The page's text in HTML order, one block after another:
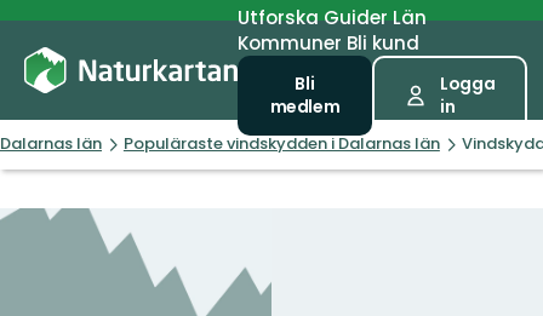
UtforskaGuiderLän
Kommuner Bli kund
Bli
medlem
Logga
in
Dalarnas län Populäraste vindskydden i Dalarnas län